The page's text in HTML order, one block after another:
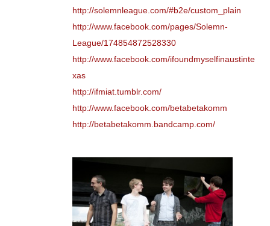
http://solemnleague.com/#b2e/custom_plain
http://www.facebook.com/pages/Solemn-
League/174854872528330
http://www.facebook.com/ifoundmyselfinaustinte
xas
http://ifmiat.tumblr.com/
http://www.facebook.com/betabetakomm
http://betabetakomm.bandcamp.com/